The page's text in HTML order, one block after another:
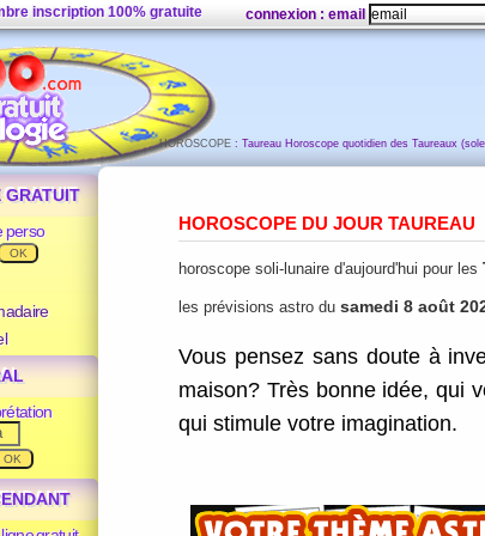
inscription 100% gratuite connexion : email
HOROSCOPE : Taureau Horoscope quotidien des Taureaux
GRATUIT
perso
HOROSCOPE DU JOUR TAUREAU
horoscope soli-lunaire d'aujourd'hui pour les
les prévisions astro du samedi 8 août
Vous pensez sans doute à
maison? Très bonne idée, qui
qui stimule votre imagination.